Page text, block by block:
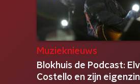
Muzieknieuws
Blokhuis de Podcast:
Costello en zijn